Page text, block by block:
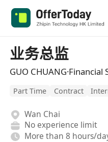
业务总监
GUO CHUANG·Financial
Part Time Contract
Wan Chai
No experience limit